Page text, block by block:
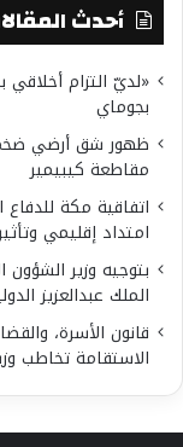
أحدث
«لديّ التزام أخلاقي
بجوماي
ظهور شق أرضي
مقاطعة كيبيمير
اتفاقية مكة
امتداد إقليمي
بتوجيه وزير
الملك عبدالعزيز
قانون الأسرة،
الاستقامة تخاطب